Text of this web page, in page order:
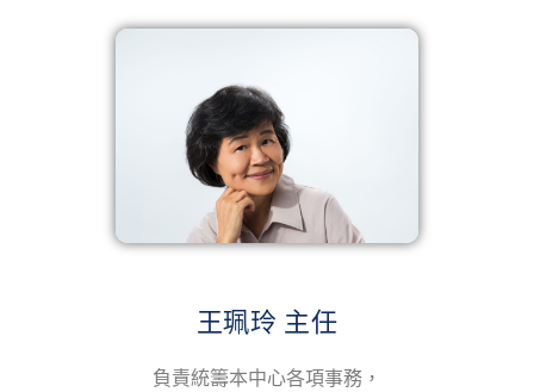
王珮玲 主任
負責統籌本中心各項事務，